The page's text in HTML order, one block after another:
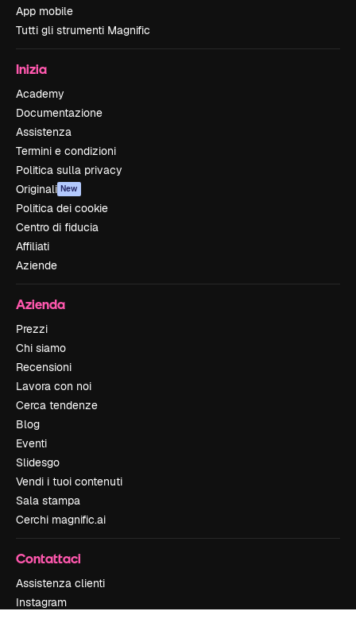
App mobile
Tutti gli strumenti Magnific
Inizia
Academy
Documentazione
Assistenza
Termini e condizioni
Politica sulla privacy
Originali New
Politica dei cookie
Centro di fiducia
Affiliati
Aziende
Azienda
Prezzi
Chi siamo
Recensioni
Lavora con noi
Cerca tendenze
Blog
Eventi
Slidesgo
Vendi i tuoi contenuti
Sala stampa
Cerchi magnific.ai
Contattaci
Assistenza clienti
Instagram